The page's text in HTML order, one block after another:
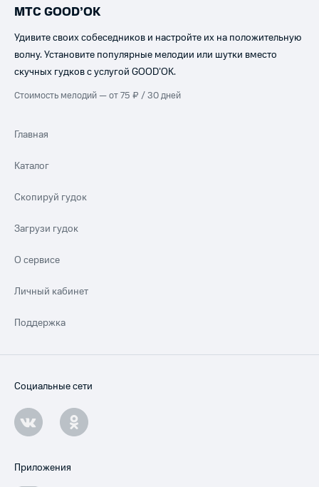
МТС GOOD’OK
Удивите своих собеседников и настройте их на положительную
волну. Установите популярные мелодии или шутки вместо
скучных гудков с услугой GOOD’OK.
Стоимость мелодий — от 75 ₽ / 30 дней
Главная
Каталог
Скопируй гудок
Загрузи гудок
О сервисе
Личный кабинет
Поддержка
Социальные сети
Приложения